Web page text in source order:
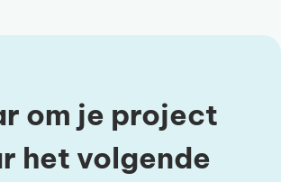
om je project
het volgende